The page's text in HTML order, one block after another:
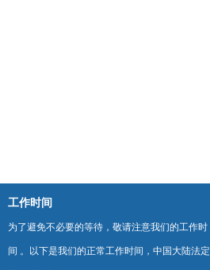
工作时间
为了避免不必要的等待，敬请注意我们的工作时
间 。以下是我们的正常工作时间，中国大陆法定